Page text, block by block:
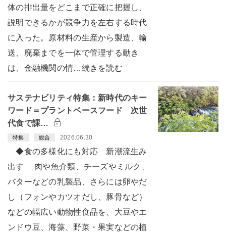
体の排出量をどこまで正確に把握し、
説明できるかが競争力を左右する時代
に入った。原材料の生産から製造、輸
送、廃棄までを一体で管理する動き
は、金融機関の情…続きを読む
サステナビリティ特集：新時代のキー
ワード＝プラントベースフード 次世
代食で課…
特集 総合 2026.06.30
◆食の多様化にも対応 新潮流生み
出す 肉や魚介類、チーズやミルク、
バターなどの乳製品、さらには卵やだ
し（フォンやカツオだし、豚骨など）
などの幅広い動物性食品を、大豆やエ
ンドウ豆、海藻、野菜・果実などの植